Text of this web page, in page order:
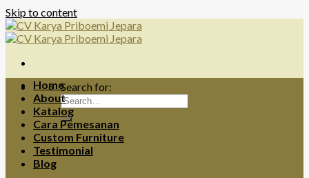
Skip to content
Search for:
Home
About
Katalog
Cara Pemesanan
Custom Furniture
Testimonial
Blog